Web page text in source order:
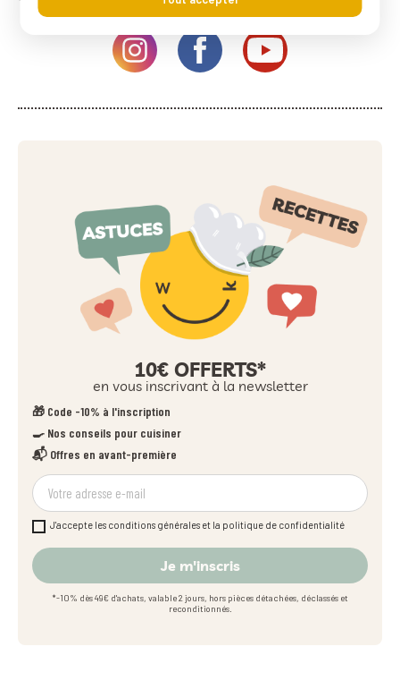
10€ OFFERTS*
en vous inscrivant à la newsletter
🎁 Code -10% à l'inscription
🍳 Nos conseils pour cuisiner
📬 Offres en avant-première
J'accepte les conditions générales et la politique de confidentialité
Je m'inscris
*-10% dès 49€ d'achats, valable 2 jours, hors pièces détachées, déclassés et
reconditionnés.